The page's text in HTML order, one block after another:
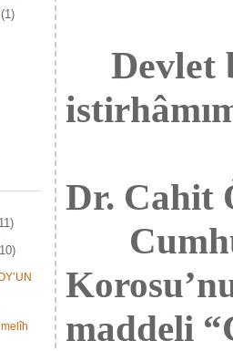
(1)
Devlet
i
Dr. Cahit
maddeli